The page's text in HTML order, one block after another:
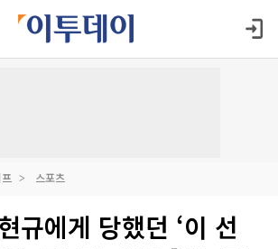
스포츠
규에게 당했던 ‘이 선